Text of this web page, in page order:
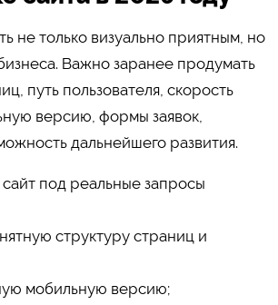
не только визуально приятным, но
Важно заранее продумать
путь пользователя, скорость
версию, формы заявок,
дальнейшего развития.
под реальные запросы
структуру страниц и
мобильную версию;